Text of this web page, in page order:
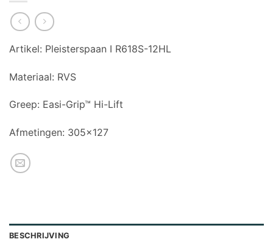
Artikel: Pleisterspaan I R618S-12HL
Materiaal: RVS
Greep: Easi-Grip™ Hi-Lift
Afmetingen: 305×127
BESCHRIJVING